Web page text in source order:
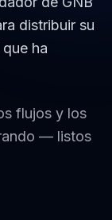
distribuir su
ha
flujos y los
— listos